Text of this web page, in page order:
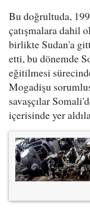
Bu doğrultuda,
çatışmalara dahil
birlikte Sudan'a
etti, bu dönemde
eğitilmesi
Mogadişu
savaşçılar
içerisinde yer